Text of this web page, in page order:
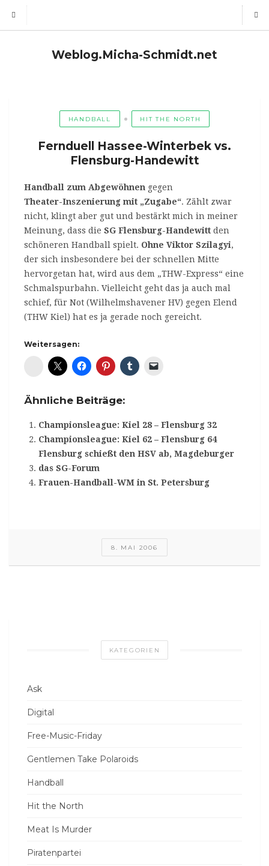
Weblog.Micha-Schmidt.net
HANDBALL HIT THE NORTH
Fernduell Hassee-Winterbek vs.
Flensburg-Handewitt
Handball zum Abgewöhnen gegen
Theater-Inszenierung mit „Zugabe“. Zählt zwar
nicht, klingt aber gut und bestärkt mich in meiner
Meinung, dass die SG Flensburg-Handewitt den
schöneren Handball spielt. Ohne Viktor Szilagyi,
der sich insbesondere bei der schnellen Mitte
hervorgetan hat, wird aus dem „THW-Express“ eine
Schmalspurbahn. Vielleicht geht das ja auch mal
schief, für Not (Wilhelmshavener HV) gegen Elend
(THW Kiel) hat es ja gerade noch gereicht.
Weitersagen:
Diaspora*
Ähnliche Beiträge:
Championsleague: Kiel 28 – Flensburg 32
Championsleague: Kiel 62 – Flensburg 64
Flensburg schießt den HSV ab, Magdeburger
das SG-Forum
Frauen-Handball-WM in St. Petersburg
8. MAI 2006
KATEGORIEN
Ask
Digital
Free-Music-Friday
Gentlemen Take Polaroids
Handball
Hit the North
Meat Is Murder
Piratenpartei